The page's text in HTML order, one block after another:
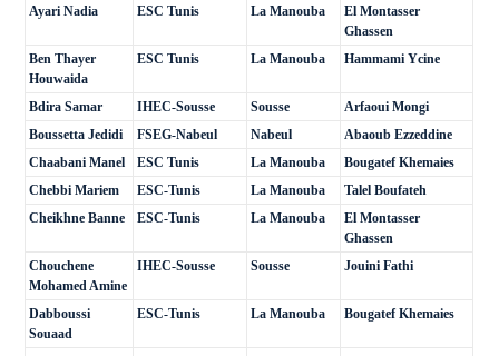
Ayari Nadia
ESC Tunis La Manouba
El Montasser
Ghassen
Ben Thayer
Houwaida
ESC Tunis La Manouba Hammami Ycine
Bdira Samar IHEC-Sousse Sousse
Arfaoui Mongi
Boussetta Jedidi
FSEG-Nabeul Nabeul
Abaoub Ezzeddine
Chaabani Manel
ESC Tunis La Manouba
Bougatef Khemaies
Chebbi Mariem
ESC-Tunis La Manouba
Talel Boufateh
Cheikhne Banne
ESC-Tunis La Manouba
El Montasser
Ghassen
Chouchene
Mohamed Amine
IHEC-Sousse Sousse Jouini Fathi
Dabboussi
Souaad
ESC-Tunis La Manouba Bougatef Khemaies